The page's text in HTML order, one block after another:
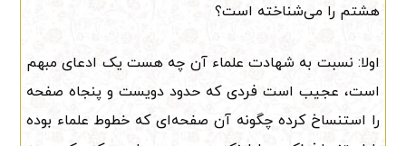
هشتم را می‌شناخته است؟
اولا: نسبت به شهادت علماء آن چه هست یک ادعای مبهم
است، عجیب است فردی که حدود دویست و پنجاه صفحه
را استنساخ کرده چگونه آن صفحه‌ای که خطوط علماء بوده